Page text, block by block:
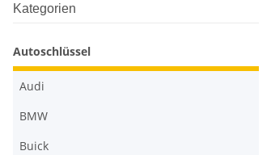
Kategorien
Autoschlüssel
Audi
BMW
Buick